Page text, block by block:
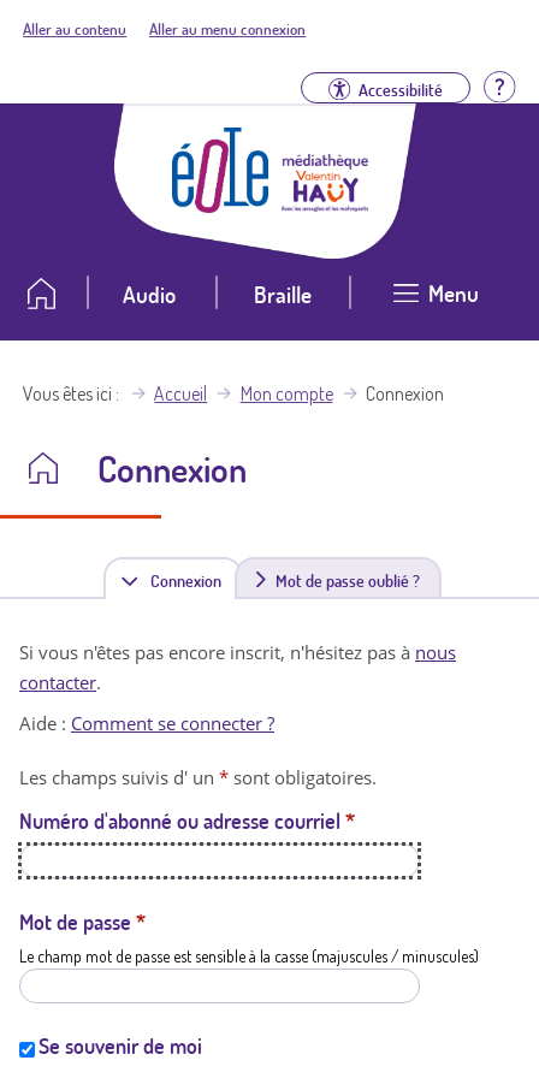
Aller au contenu Aller au menu connexion
Accessibilité
Audio Braille Menu
Vous êtes ici Accueil Mon compte Connexion
Connexion
Connexion(
n
t
a
t
i
Mot de passe oublié ?
Si vous n'êtes pas encore inscrit, n'hésitez pas à nous
contacter.
Aide : Comment se connecter ?
Les champs suivis d' un * sont obligatoires.
Numéro d'abonné ou adresse courriel *
Mot de passe *
Le champ mot de passe est sensible à la casse (majuscules / minuscules)
Se souvenir de moi